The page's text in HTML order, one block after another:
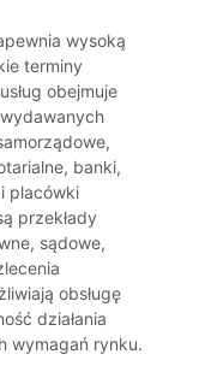
wysoką
terminy
obejmuje
banki,
placówki
przekłady
sądowe,
obsługę
działania
wymagań rynku.